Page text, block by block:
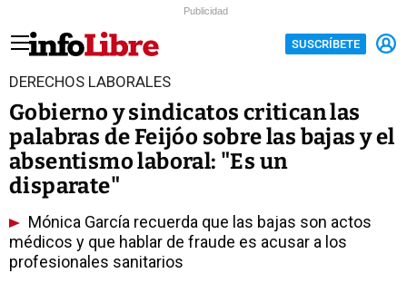
Publicidad
SUSCRÍBETE
DERECHOS LABORALES
Gobierno y sindicatos critican las
palabras de Feijóo sobre las bajas y el
absentismo laboral: "Es un
disparate"
Mónica García recuerda que las bajas son actos
médicos y que hablar de fraude es acusar a los
profesionales sanitarios